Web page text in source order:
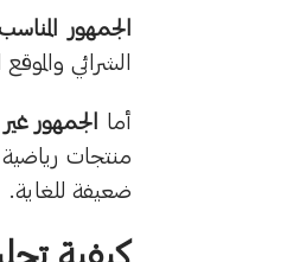
الجمهور
الشرائي
أما الجمهور
منتجات
ضعيفة للغاية.
كيفية